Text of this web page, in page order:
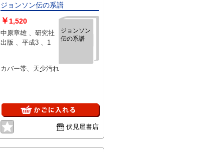
ジョンソン伝の系譜
ジョンソン
伝の系譜
￥ 1,520
中原章雄 、研究社
出版 、平成3 、1
カバー帯、天少汚れ
伏見屋書店